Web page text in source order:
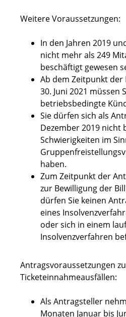
Weitere Voraussetzungen:
In den Jahren 2019
nicht mehr als 249
beschäftigt gewesen
Ab dem Zeitpunkt der
30. Juni 2021 müssen
betriebsbedingte
Sie dürfen sich als
Dezember 2019 nicht
Schwierigkeiten im
haben.
Zum Zeitpunkt der
zur Bewilligung der
dürfen Sie keinen
eines
oder sich in einem
Insolvenzverfahren
Antragsvoraussetzungen
Ticketeinnahmeausfällen:
Als Antragsteller
Monaten Januar bis